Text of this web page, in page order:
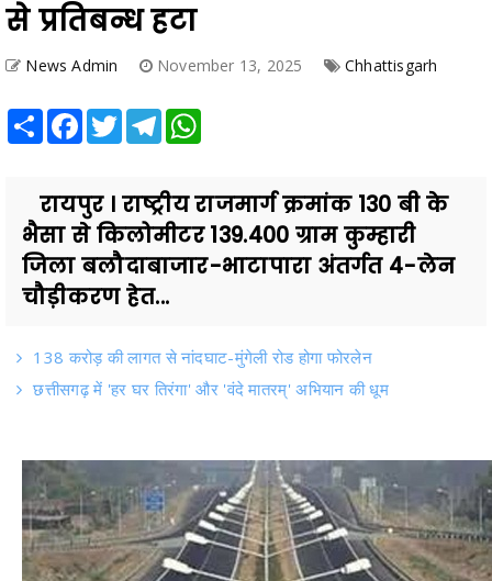
से प्रतिबन्ध हटा
News Admin November 13, 2025 Chhattisgarh
Share Facebook
TwitterTelegram
रायपुर । राष्ट्रीय राजमार्ग क्रमांक 130 बी के
भैसा से किलोमीटर 139.400 ग्राम कुम्हारी
जिला बलौदाबाजार-भाटापारा अंतर्गत 4-लेन
चौड़ीकरण हेत...
138 करोड़ की लागत से नांदघाट-मुंगेली रोड होगा फोरलेन
छत्तीसगढ़ में 'हर घर तिरंगा' और 'वंदे मातरम्' अभियान की धूम